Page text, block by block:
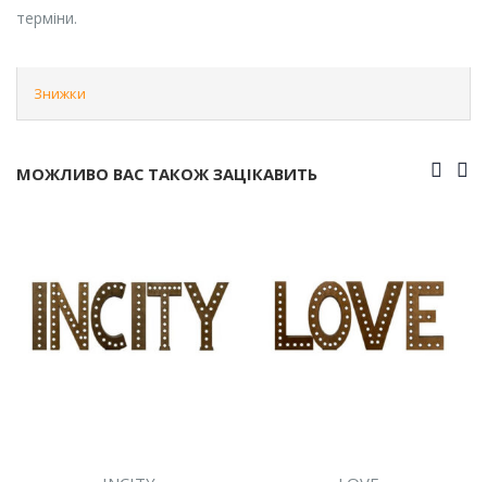
терміни.
Знижки
МОЖЛИВО ВАС ТАКОЖ ЗАЦІКАВИТЬ